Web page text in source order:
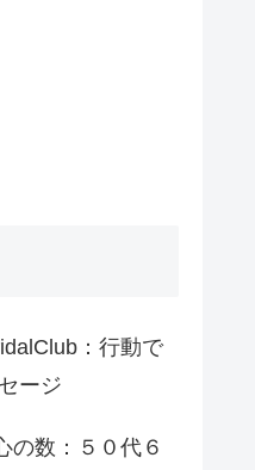
：行動で
ージ
の数：５０代６